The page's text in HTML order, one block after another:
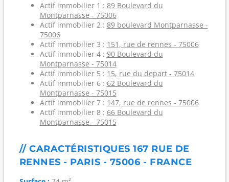
Actif immobilier 1 : 89 Boulevard du
Montparnasse - 75006
Actif immobilier 2 : 89 boulevard Montparnasse -
75006
Actif immobilier 3 : 151, rue de rennes - 75006
Actif immobilier 4 : 90 Boulevard du
Montparnasse - 75014
Actif immobilier 5 : 15, rue du depart - 75014
Actif immobilier 6 : 62 Boulevard du
Montparnasse - 75015
Actif immobilier 7 : 147, rue de rennes - 75006
Actif immobilier 8 : 66 Boulevard du
Montparnasse - 75015
// CARACTÉRISTIQUES 167 RUE DE
RENNES - PARIS - 75006 - FRANCE